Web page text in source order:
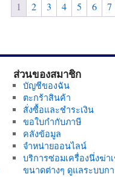
The
on
the
product
page
1 2 3 4 5 6 7
ส่วนของสมาชิก
บัญชีของฉัน
ตะกร้าสินค้า
สั่งซื้อและชำระเงิน
ขอใบกำกับภาษี
คลังข้อมูล
จำหน่ายออนไลน์
บริการซ่อมเครื่องนึ่งฆ่า
ขนาดต่างๆ ดูแลระบบก